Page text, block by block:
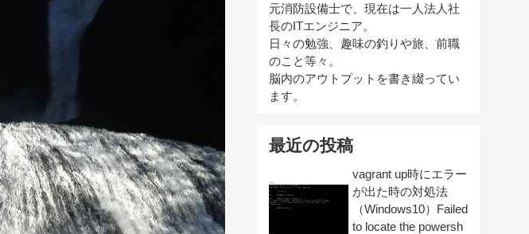
元消防設備士で、現在は一人法人社
長のITエンジニア。
日々の勉強、趣味の釣りや旅、前職
のこと等々。
脳内のアウトプットを書き綴ってい
ます。
最近の投稿
vagrant up時にエラー
が出た時の対処法
（Windows10）Failed
to locate the powersh